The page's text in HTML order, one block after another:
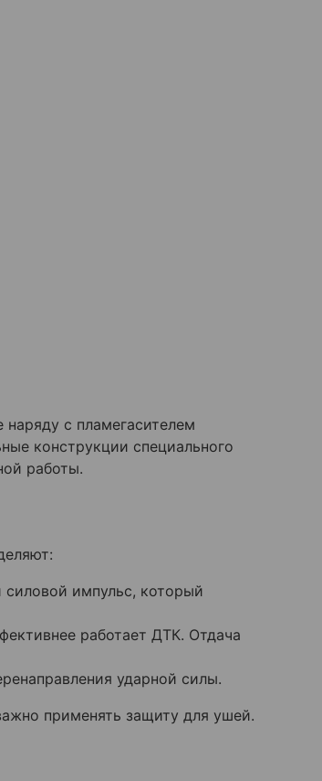
с пламегасителем
конструкции специального
работы.
импульс, который
работает ДТК. Отдача
ударной силы.
применять защиту для ушей.